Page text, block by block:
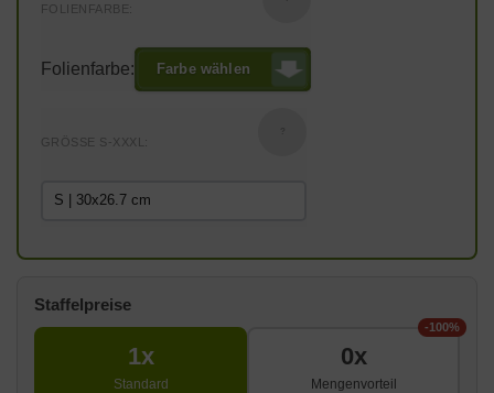
FOLIENFARBE:
Folienfarbe: Farbe wählen
GRÖSSE S-XXXL:
Staffelpreise
1x
Standard
0x
Mengenvorteil
-100%